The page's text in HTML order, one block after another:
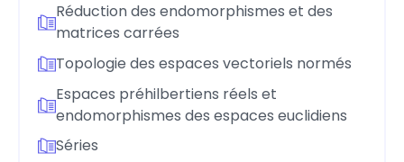
Réduction des endomorphismes et des
matrices carrées
Topologie des espaces vectoriels normés
Espaces préhilbertiens réels et
endomorphismes des espaces euclidiens
Séries